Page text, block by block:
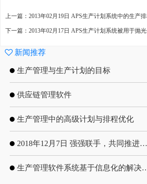
上一篇：2013年02月19日 APS生产计划系统中的生产
下一篇：2013年02月17日 APS生产计划系统被用于抛
新闻推荐
生产管理与生产计划的目标
供应链管理软件
生产管理中的高级计划与排程优化
2018年12月7日 强强联手，共同推进电子器件领域APS应用典范 风华高科生产自动化工业互联网应用项目-APS项目启动会
生产管理软件系统基